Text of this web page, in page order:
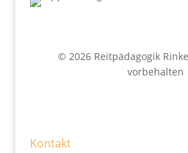
© 2026 Reitpädagogik
vorbehalten
Kontakt